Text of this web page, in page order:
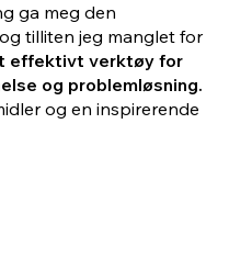
ga meg den
tilliten jeg manglet for
effektivt verktøy for
og problemløsning.
og en inspirerende